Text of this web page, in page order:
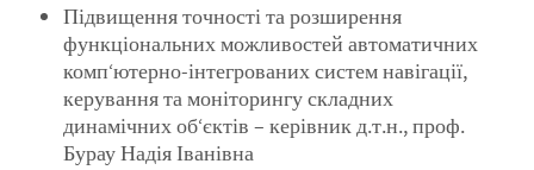
Підвищення точності та розширення
функціональних можливостей автоматичних
комп‘ютерно-інтегрованих систем навігації,
керування та моніторингу складних
динамічних об‘єктів – керівник д.т.н., проф.
Бурау Надія Іванівна